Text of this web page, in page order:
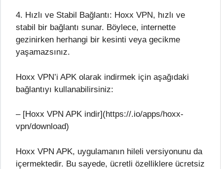
4. Hızlı ve Stabil Bağlantı: Hoxx VPN, hızlı ve
stabil bir bağlantı sunar. Böylece, internette
gezinirken herhangi bir kesinti veya gecikme
yaşamazsınız.
Hoxx VPN’i APK olarak indirmek için aşağıdaki
bağlantıyı kullanabilirsiniz:
– [Hoxx VPN APK indir](https://.io/apps/hoxx-
vpn/download)
Hoxx VPN APK, uygulamanın hileli versiyonunu da
içermektedir. Bu sayede, ücretli özelliklere ücretsiz